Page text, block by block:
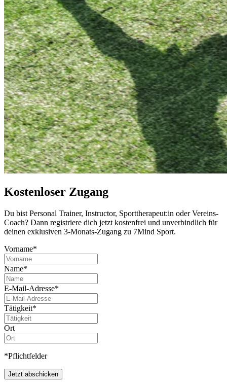
Kostenloser Zugang
Du bist Per­so­nal Trai­ner, Instruc­tor, Sport­the­ra­peut:in oder Ver­eins-
Coach? Dann regis­triere dich jetzt kos­ten­frei und unver­bind­lich für
deinen exklu­si­ven 3-Monats-Zugang zu 7Mind Sport.
Vorname*
Name*
E-Mail-Adresse*
Tätigkeit*
Ort
*Pflichtfelder
Jetzt abschicken